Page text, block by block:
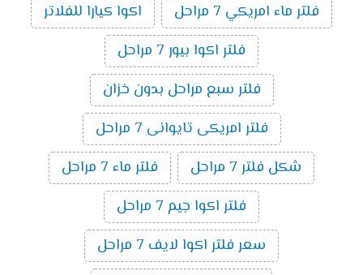
فلتر ماء امريكي 7 مراحل
اكوا كيارا للفلاتر
فلتر اكوا بيور 7 مراحل
فلتر سبع مراحل بدون خزان
فلتر امريكى تايوانى 7 مراحل
شكل فلتر 7 مراحل
فلتر ماء 7 مراحل
فلتر اكوا جيم 7 مراحل
سعر فلتر اكوا لايف 7 مراحل